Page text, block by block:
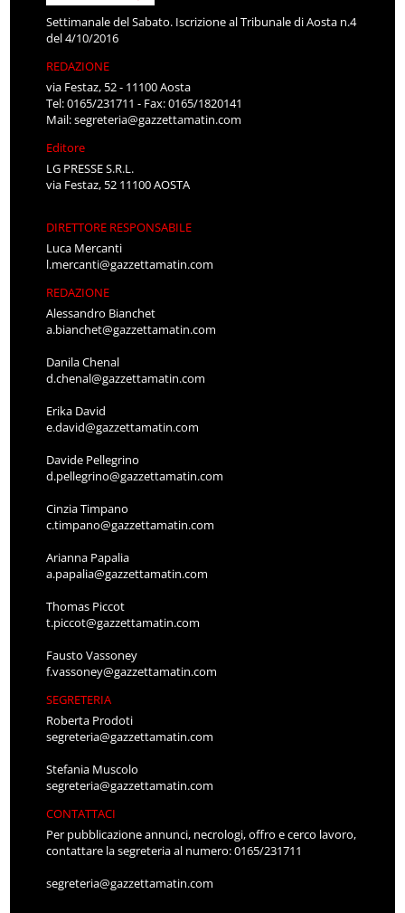
Settimanale del Sabato. Iscrizione al Tribunale di Aosta n.4
del 4/10/2016
REDAZIONE
via Festaz, 52 - 11100 Aosta
Tel: 0165/231711 - Fax: 0165/1820141
Mail:segreteria@gazzettamatin.com
Editore
LG PRESSE S.R.L.
via Festaz, 52 11100 AOSTA
DIRETTORE RESPONSABILE
Luca Mercanti
l.mercanti@gazzettamatin.com
REDAZIONE
Alessandro Bianchet
a.bianchet@gazzettamatin.com
Danila Chenal
d.chenal@gazzettamatin.com
Erika David
e.david@gazzettamatin.com
Davide Pellegrino
d.pellegrino@gazzettamatin.com
Cinzia Timpano
c.timpano@gazzettamatin.com
Arianna Papalia
a.papalia@gazzettamatin.com
Thomas Piccot
t.piccot@gazzettamatin.com
Fausto Vassoney
f.vassoney@gazzettamatin.com
SEGRETERIA
Roberta Prodoti
segreteria@gazzettamatin.com
Stefania Muscolo
segreteria@gazzettamatin.com
CONTATTACI
Per pubblicazione annunci, necrologi, offro e cerco lavoro,
contattare la segreteria al numero: 0165/231711
segreteria@gazzettamatin.com